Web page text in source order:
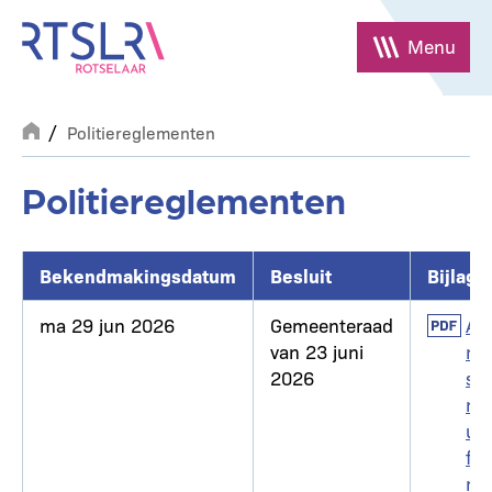
naar
inhoud
gaan
Menu
Breadcrumb
Politiereglementen
Politiereglementen
Bekendmakingsdatum Besluit
ma 29 jun 2026
Gemeenteraad
van 23 juni
2026
Aa
ssi
ng
uni
for
m